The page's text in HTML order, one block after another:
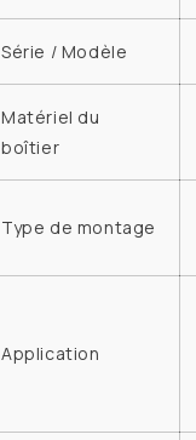
Série / Modèle
Matériel du
boîtier
Type de montage
Application